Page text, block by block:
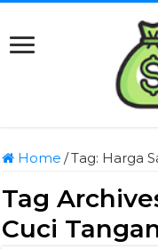
Home /Tag: Harga
Tag
Cuci